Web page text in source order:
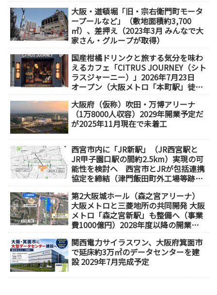
大阪・道頓堀「旧・宗右衛門町モータ
ープールなど」（敷地面積約3,700
㎡）、差押え（2023年3月 みんなで大
家さん・グループが取得）
国産柑橘ドリンクと旅する気分を味わ
えるカフェ「CITRUS JOURNEY（シト
ラスジャーニー）」2026年7月23日
オープン（大阪メトロ「本町駅」徒歩
大阪府（仮称）吹田・万博アリーナ
（1万8000人収容）2029年開業予定だ
が2025年11月現在で未着工
西宮市内に「JR新駅」（JR西宮駅と
JR甲子園口駅の間約2.5km）実現の可
能性を検討へ 西宮市とJRが包括連携
協定を締結（津門飯田町外工場等跡
第2大阪城ホール（森之宮アリーナ）
大阪メトロと三菱地所の共同開発 大阪
メトロ「森之宮新駅」も整備へ（事業
費1000億円）2028年度以降の開業
関西電力サイラスワン、大阪府箕面市
で延床約3万㎡のデータセンターを建
設 2029年7月完成予定